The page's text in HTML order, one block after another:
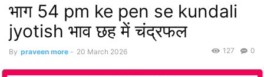
भाग 54 pm ke pen se kundali
jyotish भाव छह में चंद्रफल
By praveen more - 20 March 2026 0
127